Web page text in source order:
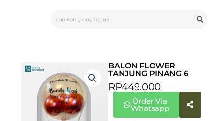
BALON FLOWER
TANJUNG PINANG 6
RP449.000
Order Via
Whatsapp